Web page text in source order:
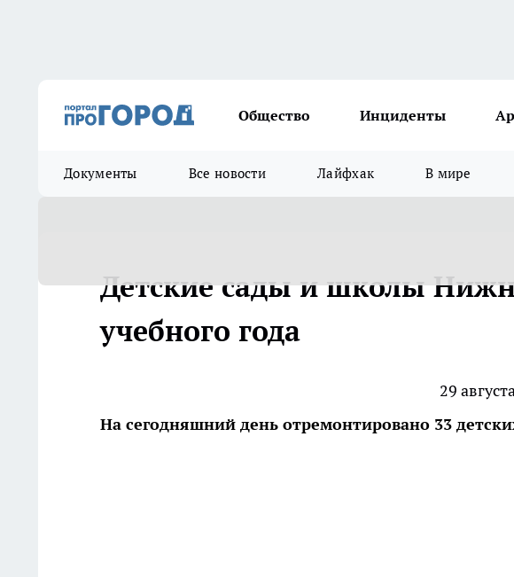
Общество Инциденты
Документы Все новости Лайфхак В мире
Детские сады и школы
учебного года
29
На сегодняшний день отремонтировано 33